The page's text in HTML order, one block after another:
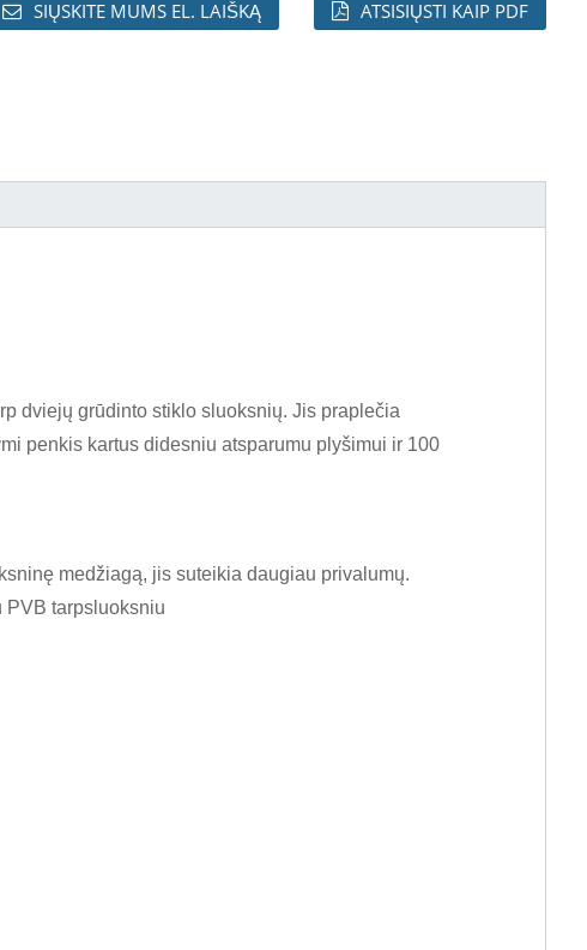
SIŲSKITE MUMS EL. LAIŠKĄ ATSISIŲSTI KAIP PDF
dviejų grūdinto stiklo sluoksnių. Jis praplečia
penkis kartus didesniu atsparumu plyšimui ir 100
medžiagą, jis suteikia daugiau privalumų.
PVB tarpsluoksniu